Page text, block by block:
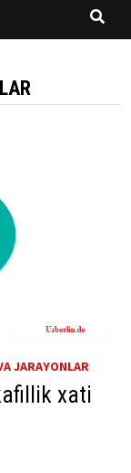
JARAYONLAR
xati